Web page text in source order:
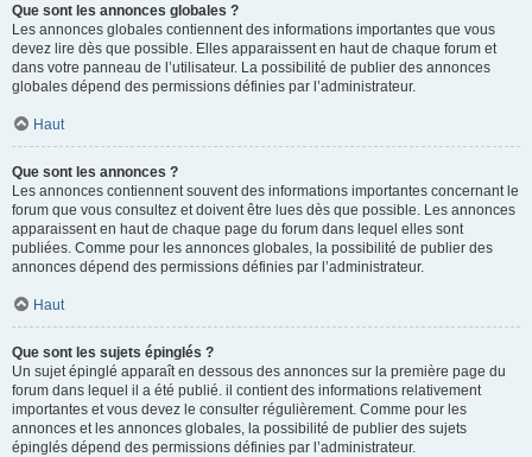
Que sont les annonces globales ?
Les annonces globales contiennent des informations importantes que vous
devez lire dès que possible. Elles apparaissent en haut de chaque forum et
dans votre panneau de l’utilisateur. La possibilité de publier des annonces
globales dépend des permissions définies par l’administrateur.
Haut
Que sont les annonces ?
Les annonces contiennent souvent des informations importantes concernant le
forum que vous consultez et doivent être lues dès que possible. Les annonces
apparaissent en haut de chaque page du forum dans lequel elles sont
publiées. Comme pour les annonces globales, la possibilité de publier des
annonces dépend des permissions définies par l’administrateur.
Haut
Que sont les sujets épinglés ?
Un sujet épinglé apparaît en dessous des annonces sur la première page du
forum dans lequel il a été publié. il contient des informations relativement
importantes et vous devez le consulter régulièrement. Comme pour les
annonces et les annonces globales, la possibilité de publier des sujets
épinglés dépend des permissions définies par l’administrateur.